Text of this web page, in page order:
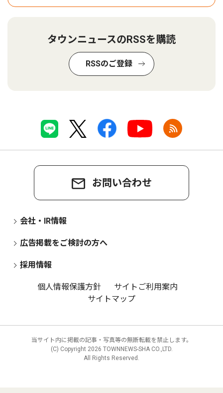
タウンニュースのRSSを購読
RSSのご登録
お問い合わせ
会社・IR情報
広告掲載をご検討の方へ
採用情報
個人情報保護方針
サイトご利用案内
サイトマップ
当サイト内に掲載の記事・写真等の無断転載を禁止します。
(C) Copyright 2026 TOWNNEWS-SHA CO.,LTD.
All Rights Reserved.